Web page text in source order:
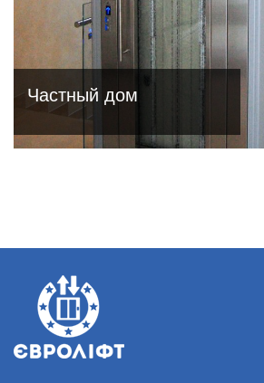
Частный дом